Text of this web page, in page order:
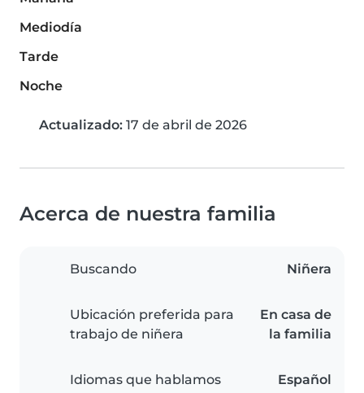
Mediodía
Tarde
Noche
Actualizado: 17 de abril de 2026
Acerca de nuestra familia
Buscando Niñera
Ubicación preferida para
trabajo de niñera
En casa de
la familia
Idiomas que hablamos Español